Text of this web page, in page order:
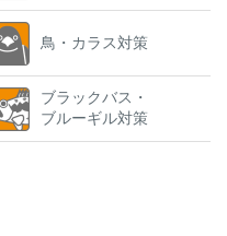
鳥・カラス対策
ブラックバス・
ブルーギル対策